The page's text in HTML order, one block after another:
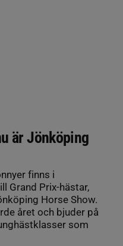
är Jönköping
finns i
Grand Prix-hästar,
Horse Show.
året och bjuder på
som